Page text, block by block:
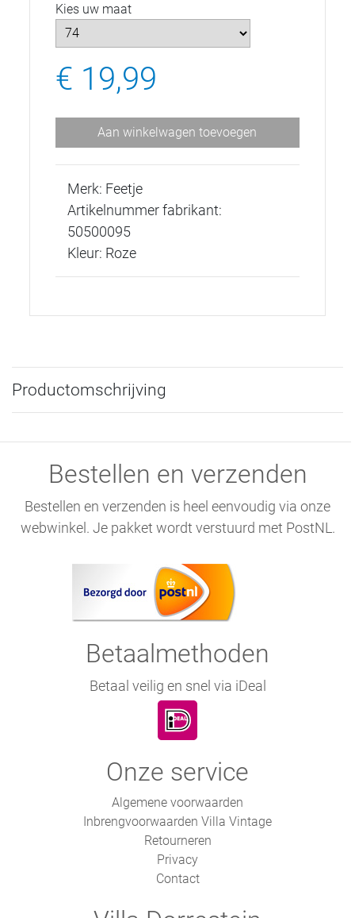
Kies uw maat
€ 19,99
Aan winkelwagen toevoegen
Merk: Feetje
Artikelnummer fabrikant:
50500095
Kleur: Roze
Productomschrijving
Bestellen en verzenden
Bestellen en verzenden is heel eenvoudig via onze
webwinkel. Je pakket wordt verstuurd met PostNL.
Betaalmethoden
Betaal veilig en snel via iDeal
Onze service
Algemene voorwaarden
Inbrengvoorwaarden Villa Vintage
Retourneren
Privacy
Contact